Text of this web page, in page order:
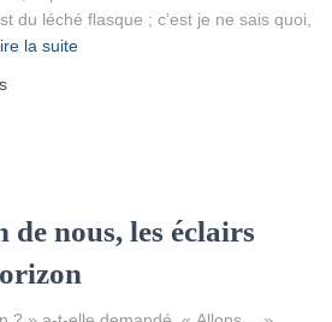
du léché flasque ; c’est je ne sais quoi,
la suite
de nous, les éclairs